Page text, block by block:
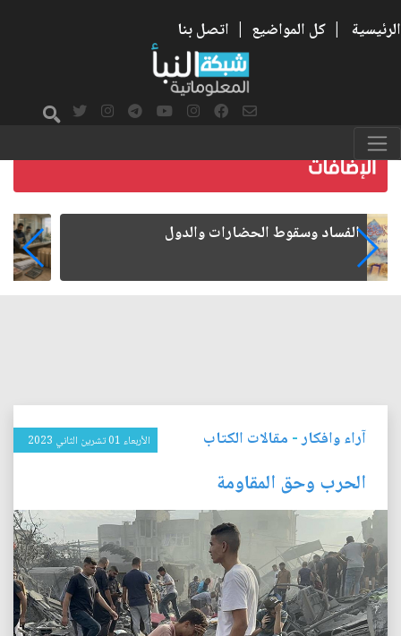
الرئيسية | كل المواضيع | اتصل بنا
رواتب الموظفين على صفيح ساخن
آراء وافكار- مقالات الكتاب الأربعاء 01 تشرين الثاني 2023
الحرب وحق المقاومة